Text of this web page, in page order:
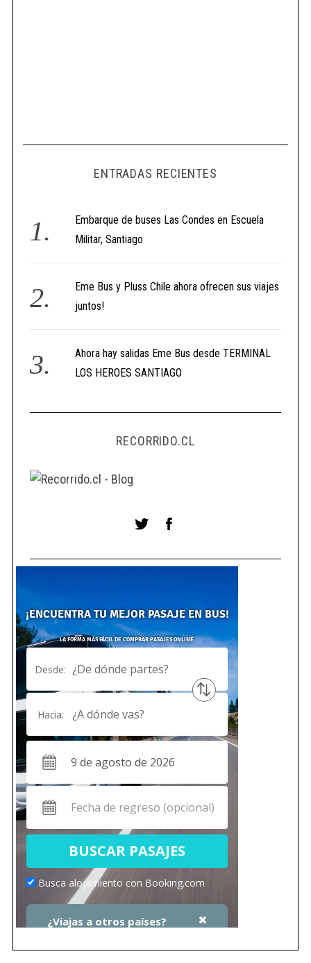
ENTRADAS RECIENTES
Embarque de buses Las Condes en Escuela
Militar, Santiago
Eme Bus y Pluss Chile ahora ofrecen sus viajes
juntos!
Ahora hay salidas Eme Bus desde TERMINAL
LOS HEROES SANTIAGO
RECORRIDO.CL